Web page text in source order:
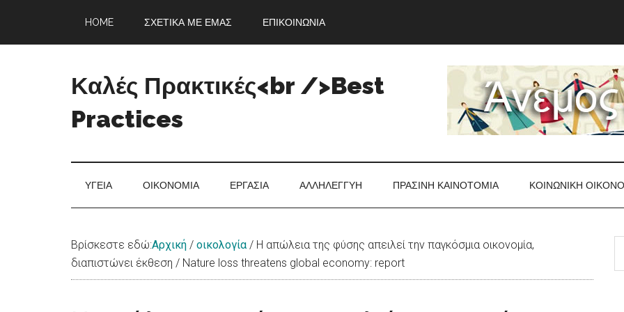
main
secondary
primary
footer
HOME ΣΧΕΤΙΚΆ ΜΕ ΕΜΆΣ ΕΠΙΚΟΙΝΩΝΊΑ
Καλές Πρακτικές<br />Best
Practices
Ανανέωσης
ΥΓΕΊΑ ΟΙΚΟΝΟΜΊΑ ΕΡΓΑΣΊΑ ΑΛΛΗΛΕΓΓΎΗ ΠΡΆΣΙΝΗ ΚΑΙΝΟΤΟΜΊΑ ΚΟΙΝΩΝΙΚΉ
Βρίσκεστε εδώ:Αρχική / οικολογία / Η απώλεια της φύσης απειλεί την παγκόσμια οικονομία,
διαπιστώνει έκθεση / Nature loss threatens global economy: report